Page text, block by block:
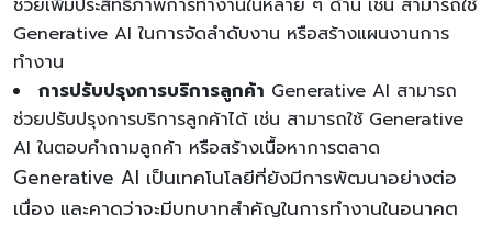
Generative AI ในการจัดลำดับงาน หรือสร้างแผนงานการ
ทำงาน
การปรับปรุงการบริการลูกค้า Generative AI สามารถ
ช่วยปรับปรุงการบริการลูกค้าได้ เช่น สามารถใช้ Generative
AI ในตอบคำถามลูกค้า หรือสร้างเนื้อหาการตลาด
Generative AI เป็นเทคโนโลยีที่ยังมีการพัฒนาอย่างต่อ
เนื่อง และคาดว่าจะมีบทบาทสำคัญในการทำงานในอนาคต